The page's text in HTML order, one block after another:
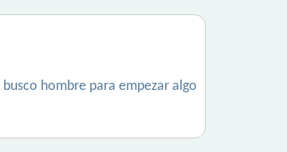
hombre para empezar algo